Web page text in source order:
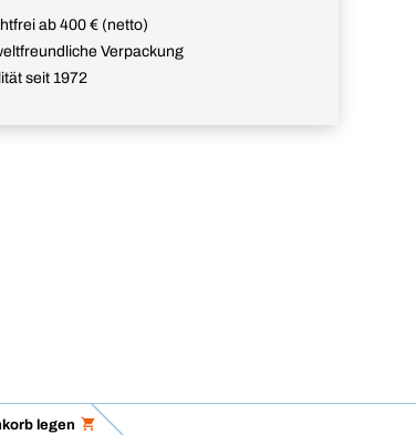
ab 400 € (netto)
Verpackung
seit 1972
legen